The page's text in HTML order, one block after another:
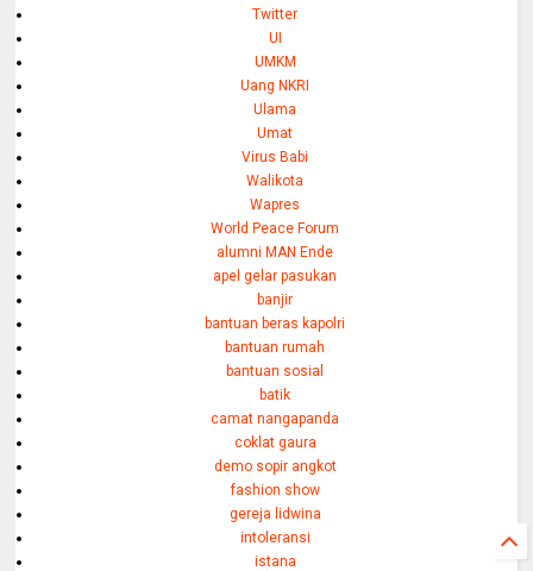
Twitter
UI
UMKM
Uang NKRI
Ulama
Umat
Virus Babi
Walikota
Wapres
World Peace Forum
alumni MAN Ende
apel gelar pasukan
banjir
bantuan beras kapolri
bantuan rumah
bantuan sosial
batik
camat nangapanda
coklat gaura
demo sopir angkot
fashion show
gereja lidwina
intoleransi
istana